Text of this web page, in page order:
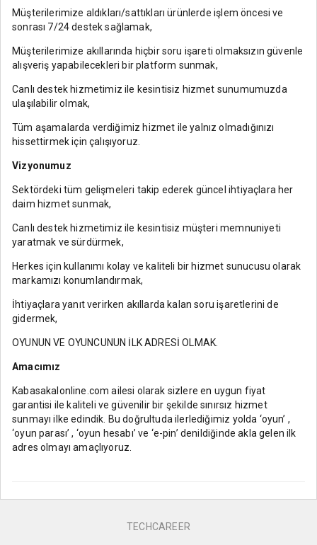
Müşterilerimize aldıkları/sattıkları ürünlerde işlem öncesi ve
sonrası 7/24 destek sağlamak,
Müşterilerimize akıllarında hiçbir soru işareti olmaksızın güvenle
alışveriş yapabilecekleri bir platform sunmak,
Canlı destek hizmetimiz ile kesintisiz hizmet sunumumuzda
ulaşılabilir olmak,
Tüm aşamalarda verdiğimiz hizmet ile yalnız olmadığınızı
hissettirmek için çalışıyoruz.
Vizyonumuz
Sektördeki tüm gelişmeleri takip ederek güncel ihtiyaçlara her
daim hizmet sunmak,
Canlı destek hizmetimiz ile kesintisiz müşteri memnuniyeti
yaratmak ve sürdürmek,
Herkes için kullanımı kolay ve kaliteli bir hizmet sunucusu olarak
markamızı konumlandırmak,
İhtiyaçlara yanıt verirken akıllarda kalan soru işaretlerini de
gidermek,
OYUNUN VE OYUNCUNUN İLK ADRESİ OLMAK.
Amacımız
Kabasakalonline.com ailesi olarak sizlere en uygun fiyat
garantisi ile kaliteli ve güvenilir bir şekilde sınırsız hizmet
sunmayı ilke edindik. Bu doğrultuda ilerlediğimiz yolda ‘oyun’ ,
‘oyun parası’ , ‘oyun hesabı’ ve ‘e-pin’ denildiğinde akla gelen ilk
adres olmayı amaçlıyoruz.
TECHCAREER